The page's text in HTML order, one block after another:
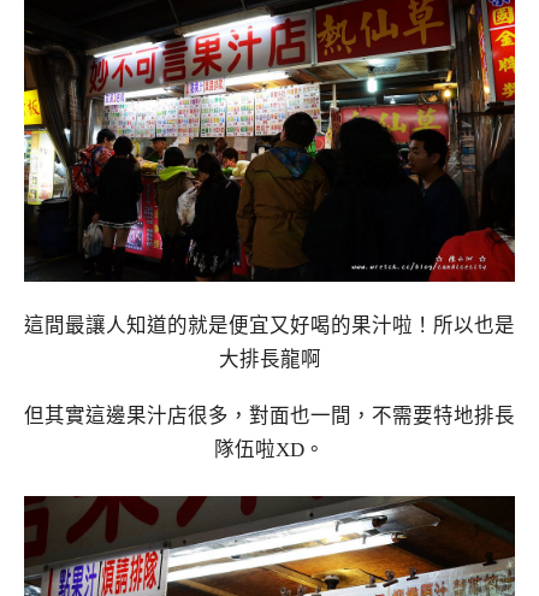
這間最讓人知道的就是便宜又好喝的果汁啦！所以也是
大排長龍啊
但其實這邊果汁店很多，對面也一間，不需要特地排長
隊伍啦XD。